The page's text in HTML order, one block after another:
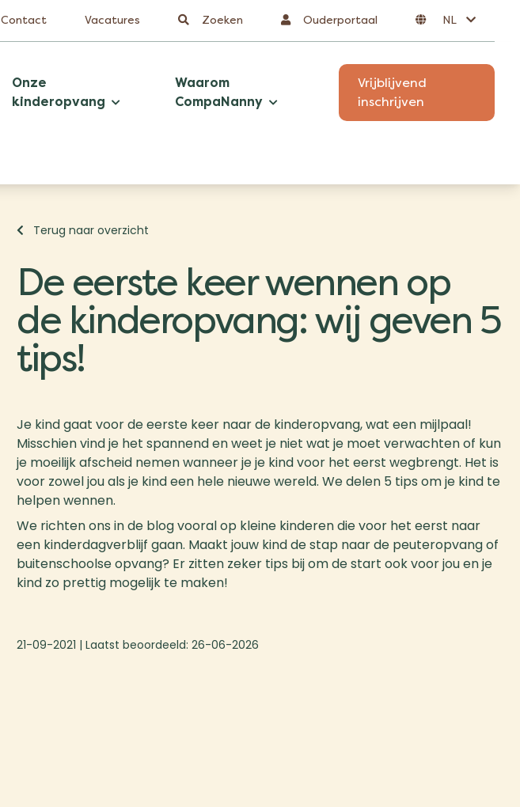
Contact Vacatures Zoeken Ouderportaal NL
Onze
kinderopvang
Waarom
CompaNanny
Vrijblijvend
inschrijven
Terug naar overzicht
De eerste keer wennen op
de kinderopvang: wij geven 5
tips!
Je kind gaat voor de eerste keer naar de kinderopvang, wat een mijlpaal!
Misschien vind je het spannend en weet je niet wat je moet verwachten of kun
je moeilijk afscheid nemen wanneer je je kind voor het eerst wegbrengt. Het is
voor zowel jou als je kind een hele nieuwe wereld. We delen 5 tips om je kind te
helpen wennen.
We richten ons in de blog vooral op kleine kinderen die voor het eerst naar
een kinderdagverblijf gaan. Maakt jouw kind de stap naar de peuteropvang of
buitenschoolse opvang? Er zitten zeker tips bij om de start ook voor jou en je
kind zo prettig mogelijk te maken!
21-09-2021 | Laatst beoordeeld: 26-06-2026